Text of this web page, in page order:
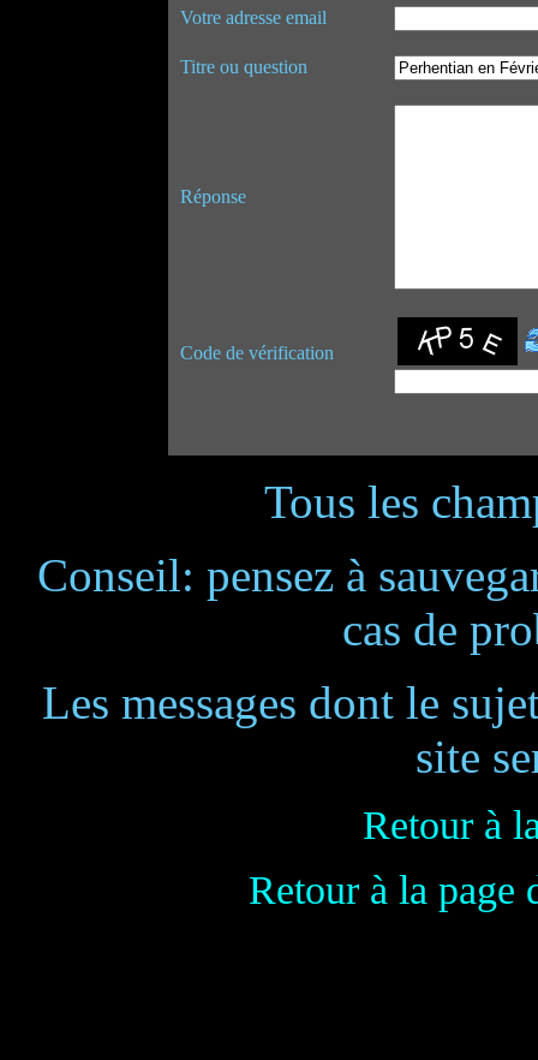
Votre adresse email
Titre ou question
Réponse
Code de vérification
Tous les
Conseil: pensez à
cas de
Les messages dont le
site
Retour à
Retour à la page